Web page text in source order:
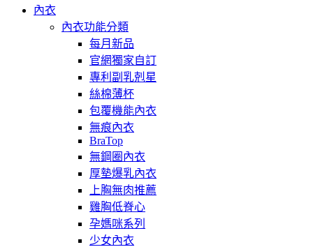
內衣
內衣功能分類
每月新品
官網獨家自訂
專利副乳剋星
絲棉薄杯
包覆機能內衣
無痕內衣
BraTop
無鋼圈內衣
厚墊爆乳內衣
上胸無肉推薦
雞胸低脊心
孕媽咪系列
少女內衣